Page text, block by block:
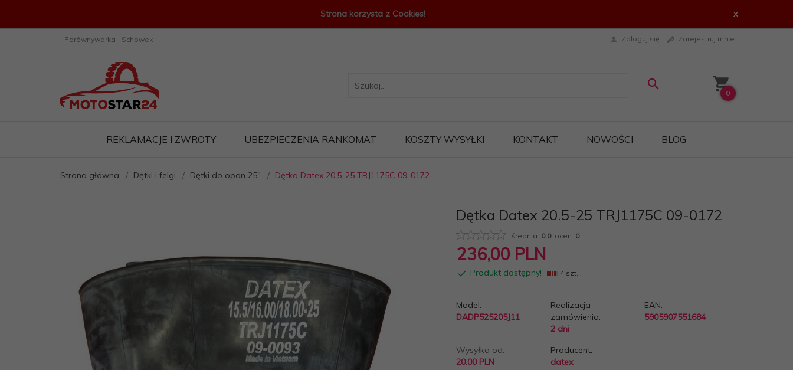
Strona korzysta z Cookies! x
Porównywarka Schowek Zaloguj się Zarejestruj mnie
0
REKLAMACJE I ZWROTY UBEZPIECZENIA RANKOMAT KOSZTY WYSYŁKI KONTAKT NOWOŚCI BLOG
Strona główna Dętki i felgi Dętki do opon 25" Dętka Datex 20.5-25 TRJ1175C 09-0172
Dętka Datex 20.5-25 TRJ1175C 09-0172
średnia: 0.0ocen: 0
236,00 PLN
Produkt dostępny! 4 szt.
Model:
DADP525205J11
Realizacja
zamówienia:
2 dni
EAN:
5905907551684
Wysyłka od:
20.00 PLN
Producent:
datex